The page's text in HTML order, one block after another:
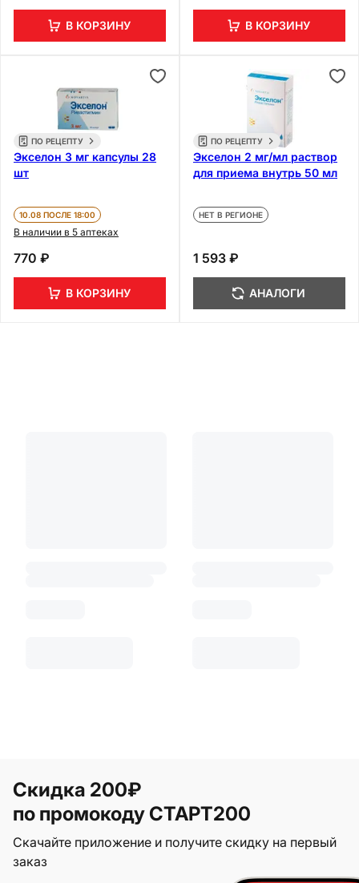
В КОРЗИНУ В КОРЗИНУ
ПО РЕЦЕПТУ
Экселон 3 мг капсулы 28
шт
10.08 ПОСЛЕ 18:00
В наличии в 5 аптеках
770 ₽
В КОРЗИНУ
ПО РЕЦЕПТУ
Экселон 2 мг/мл раствор
для приема внутрь 50 мл
НЕТ В РЕГИОНЕ
1 593 ₽
АНАЛОГИ
Скидка 200₽
по промокоду СТАРТ200
Скачайте приложение и получите скидку на первый
заказ